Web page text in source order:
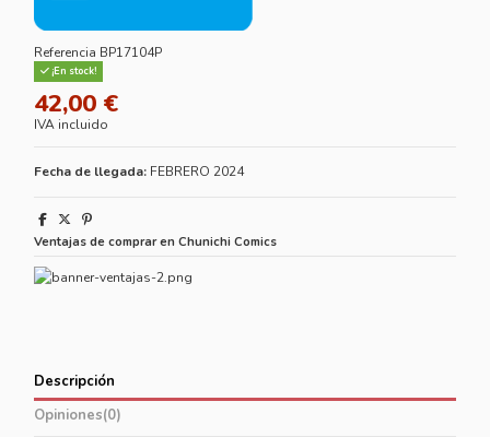
Referencia BP17104P
¡En stock!
42,00 €
IVA incluido
Fecha de llegada: FEBRERO 2024
Ventajas de comprar en Chunichi Comics
Descripción
Opiniones(0)